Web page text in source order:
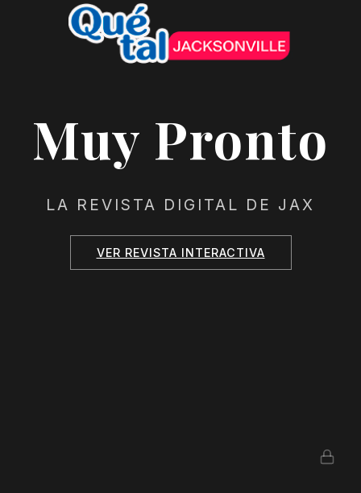
Muy Pronto
LA REVISTA DIGITAL DE JAX
VER REVISTA INTERACTIVA